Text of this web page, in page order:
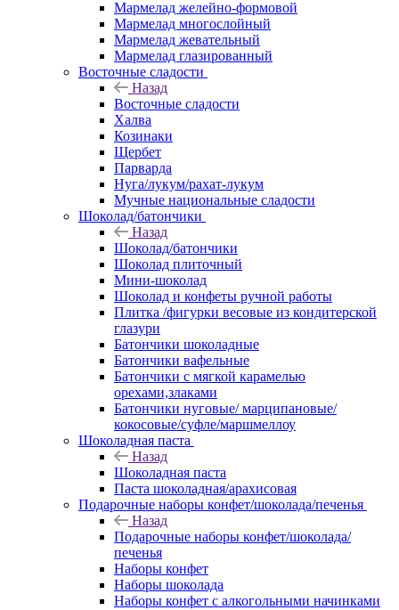
Мармелад желейно-формовой
Мармелад многослойный
Мармелад жевательный
Мармелад глазированный
Восточные сладости
Назад
Восточные сладости
Халва
Козинаки
Щербет
Парварда
Нуга/лукум/рахат-лукум
Мучные национальные сладости
Шоколад/батончики
Назад
Шоколад/батончики
Шоколад плиточный
Мини-шоколад
Шоколад и конфеты ручной работы
Плитка /фигурки весовые из кондитерской
глазури
Батончики шоколадные
Батончики вафельные
Батончики с мягкой карамелью
орехами,злаками
Батончики нуговые/ марципановые/
кокосовые/суфле/маршмеллоу
Шоколадная паста
Назад
Шоколадная паста
Паста шоколадная/арахисовая
Подарочные наборы конфет/шоколада/печенья
Назад
Подарочные наборы конфет/шоколада/
печенья
Наборы конфет
Наборы шоколада
Наборы конфет с алкогольными начинками